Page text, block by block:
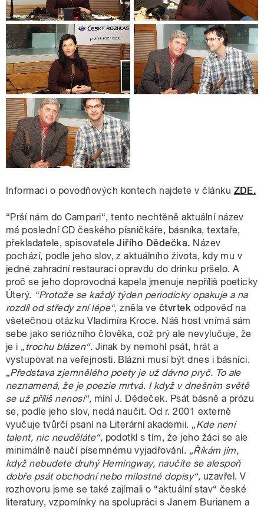
Informaci o povodňových kontech najdete v článku ZDE.
“Prší nám do Campari“, tento nechtěně aktuální název
má poslední CD českého písničkáře, básníka, textaře,
překladatele, spisovateleJiřího Dědečka. Název
pochází, podle jeho slov, z aktuálního života, kdy mu v
jedné zahradní restauraci opravdu do drinku pršelo. A
proč se jeho doprovodná kapela jmenuje nepříliš poeticky
Úterý. “Protože se každý týden periodicky opakuje a na
rozdíl od středy zní lépe“, zněla ve čtvrtek odpověď na
všetečnou otázku Vladimíra Kroce. Náš host vnímá sám
sebe jako seriózního člověka, což prý ale nevylučuje, že
je i „trochu blázen“. Jinak by nemohl psát, hrát a
vystupovat na veřejnosti. Blázni musí být dnes i básníci.
„Představa zjemnělého poety je už dávno pryč. To ale
neznamená, že je poezie mrtvá. I když v dnešním světě
se už příliš nenosí“, míní J. Dědeček. Psát básně a prózu
se, podle jeho slov, nedá naučit. Od r. 2001 externě
vyučuje tvůrčí psaní na Literární akademii. „Kde není
talent, nic neuděláte“, podotkl s tím, že jeho žáci se ale
minimálně naučí písemnému vyjadřování. „Říkám jim,
když nebudete druhý Hemingway, naučíte se alespoň
dobře psát obchodní nebo milostné dopisy“, uzavřel. V
rozhovoru jsme se také zajímali o “aktuální stav“ české
literatury, vzpomínky na spolupráci s Janem Burianem a